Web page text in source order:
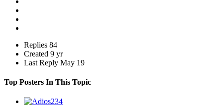
Replies 84
Created 9 yr
Last Reply May 19
Top Posters In This Topic